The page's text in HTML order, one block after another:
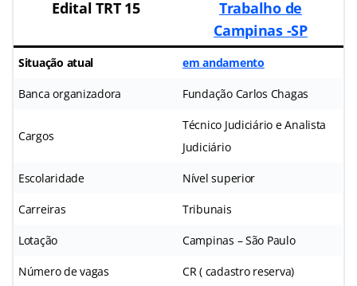
Edital TRT 15
Trabalho de
Campinas -SP
Situação atual em andamento
Banca organizadora Fundação Carlos Chagas
Cargos
Técnico Judiciário e Analista
Judiciário
Escolaridade Nível superior
Carreiras Tribunais
Lotação Campinas – São Paulo
Número de vagas CR ( cadastro reserva)